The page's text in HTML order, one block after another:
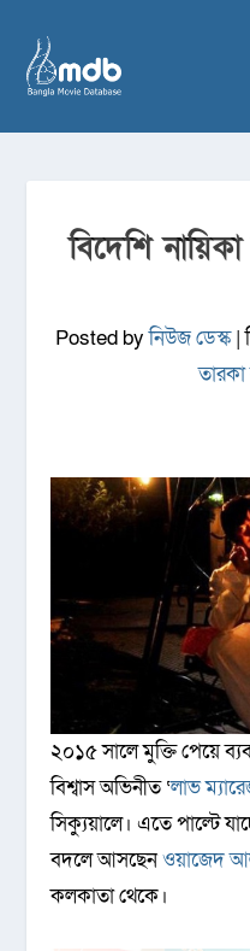
বিদেশি
Posted byনিউজ ডেস্ক|
২০১৫ সালে মুক্তি পেয়ে
বিশ্বাস অভিনীত ‘লাভ
সিক্যুয়ালে। এতে পাল্টে
বদলে আসছেনওয়াজেদ
কলকাতা থেকে।